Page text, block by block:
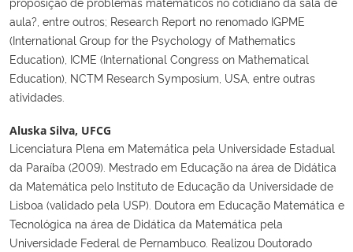
aula?, entre outros; Research Report no renomado IGPME
(International Group for the Psychology of Mathematics
Education), ICME (International Congress on Mathematical
Education), NCTM Research Symposium, USA, entre outras
atividades.
Aluska Silva, UFCG
Licenciatura Plena em Matemática pela Universidade Estadual
da Paraíba (2009). Mestrado em Educação na área de Didática
da Matemática pelo Instituto de Educação da Universidade de
Lisboa (validado pela USP). Doutora em Educação Matemática e
Tecnológica na área de Didática da Matemática pela
Universidade Federal de Pernambuco. Realizou Doutorado